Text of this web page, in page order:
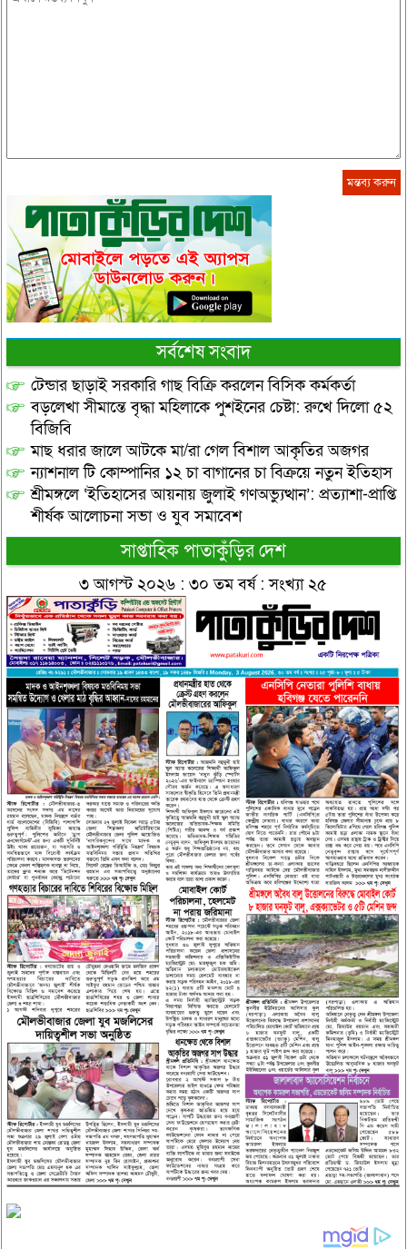
সর্বশেষ সংবাদ
টেন্ডার ছাড়াই সরকারি গাছ বিক্রি করলেন বিসিক কর্মকর্তা
বড়লেখা সীমান্তে বৃদ্ধা মহিলাকে পুশইনের চেষ্টা: রুখে দিলো ৫২
বিজিবি
মাছ ধরার জালে আটকে মা/রা গেল বিশাল আকৃতির অজগর
ন্যাশনাল টি কোম্পানির ১২ চা বাগানের চা বিক্রয়ে নতুন ইতিহাস
শ্রীমঙ্গলে ‘ইতিহাসের আয়নায় জুলাই গণঅভ্যুত্থান’: প্রত্যাশা-প্রাপ্তি
শীর্ষক আলোচনা সভা ও যুব সমাবেশ
সাপ্তাহিক পাতাকুঁড়ির দেশ
৩ আগস্ট ২০২৬ : ৩০ তম বর্ষ : সংখ্যা ২৫